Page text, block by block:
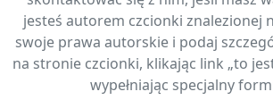
jesteś autorem czcionki znalezionej
swoje prawa autorskie i podaj
na stronie czcionki, klikając link „to
wypełniając specjalny